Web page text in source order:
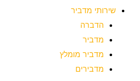
שירותי מדביר
הדברה
מדביר
מדביר מומלץ
מדבירים